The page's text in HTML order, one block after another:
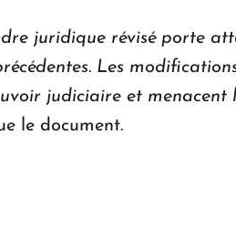
juridique révisé porte
Les
judiciaire et
le document.